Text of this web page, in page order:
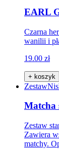
EARL
Czarna
wanilii i
19.00 zł
+ koszyk
Zestaw
Matcha
Zestaw
Zawiera
matchy.